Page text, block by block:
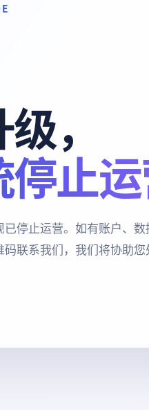
，
止
停止运营。如有账户、
联系我们，我们将协助您